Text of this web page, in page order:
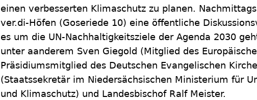
einen verbesserten Klimaschutz zu planen.
ver.di-Höfen (Goseriede 10) eine öffentliche
es um die UN-Nachhaltigkeitsziele der Agenda 2030
unter aanderem Sven Giegold (Mitglied des
Präsidiumsmitglied des Deutschen Evangelischen
(Staatssekretär im Niedersächsischen Ministerium für
und Klimaschutz) und Landesbischof Ralf Meister.